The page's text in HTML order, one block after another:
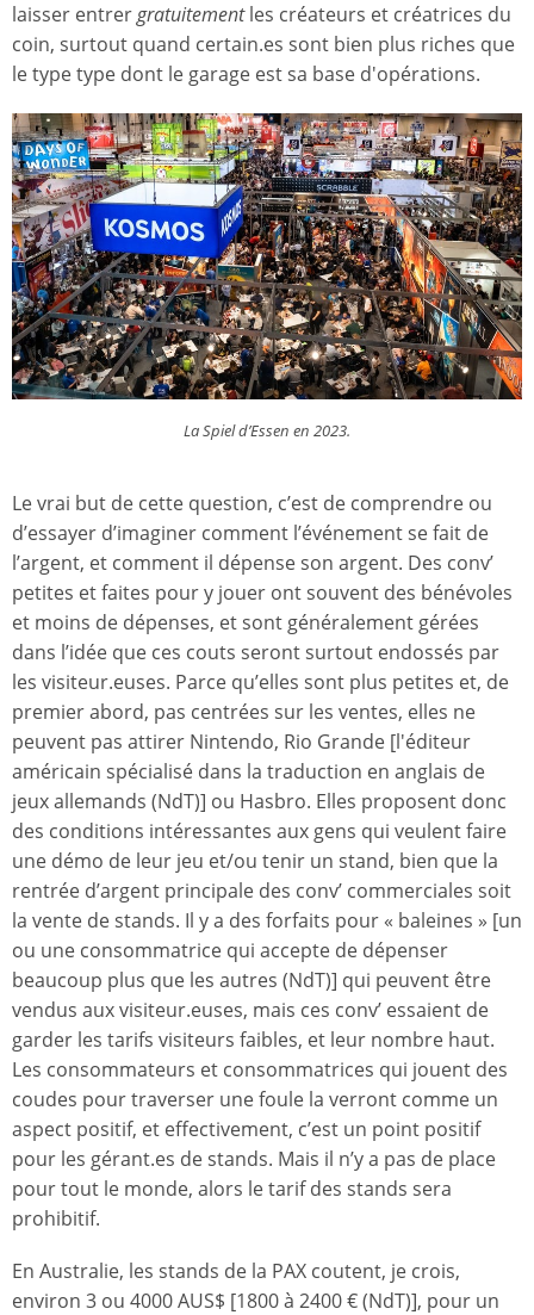
laisser entrergratuitementles créateurs et créatrices du
coin, surtout quand certain.es sont bien plus riches que
le type type dont le garage est sa base d'opérations.
La Spiel d’Essen en 2023.
Le vrai but de cette question, c’est de comprendre ou
d’essayer d’imaginer comment l’événement se fait de
l’argent, et comment il dépense son argent. Des conv’
petites et faites pour y jouer ont souvent des bénévoles
et moins de dépenses, et sont généralement gérées
dans l’idée que ces couts seront surtout endossés par
les visiteur.euses. Parce qu’elles sont plus petites et, de
premier abord, pas centrées sur les ventes, elles ne
peuvent pas attirer Nintendo, Rio Grande [l'éditeur
américain spécialisé dans la traduction en anglais de
jeux allemands (NdT)] ou Hasbro. Elles proposent donc
des conditions intéressantes aux gens qui veulent faire
une démo de leur jeu et/ou tenir un stand, bien que la
rentrée d’argent principale des conv’ commerciales soit
la vente de stands. Il y a des forfaits pour « baleines » [un
ou une consommatrice qui accepte de dépenser
beaucoup plus que les autres (NdT)] qui peuvent être
vendus aux visiteur.euses, mais ces conv’ essaient de
garder les tarifs visiteurs faibles, et leur nombre haut.
Les consommateurs et consommatrices qui jouent des
coudes pour traverser une foule la verront comme un
aspect positif, et effectivement, c’est un point positif
pour les gérant.es de stands. Mais il n’y a pas de place
pour tout le monde, alors le tarif des stands sera
prohibitif.
En Australie, les stands de la PAX coutent, je crois,
environ 3 ou 4000 AUS$ [1800 à 2400 € (NdT)], pour un